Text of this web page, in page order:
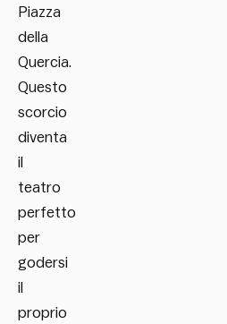
Piazza
della
Quercia.
Questo
scorcio
diventa
il
teatro
perfetto
per
godersi
il
proprio